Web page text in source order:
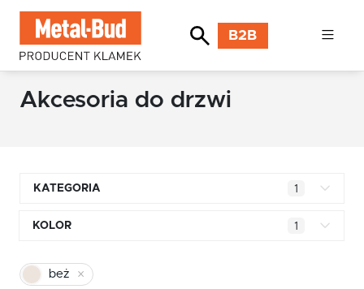
B2B
Akcesoria do drzwi
KATEGORIA 1
Klamki kwadratowe
Klamki INOX stal nierdzewna
KOLOR 1
beż